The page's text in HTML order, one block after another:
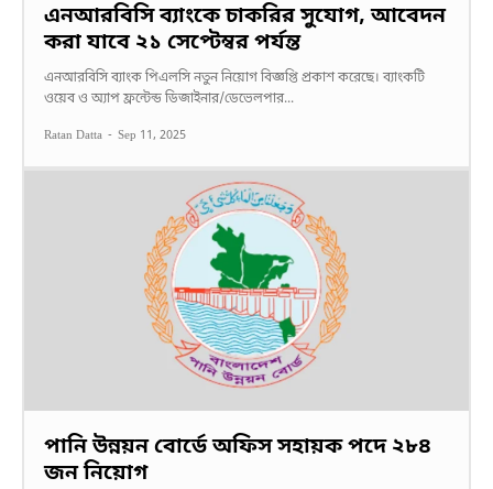
এনআরবিসি ব্যাংকে চাকরির সুযোগ, আবেদন
করা যাবে ২১ সেপ্টেম্বর পর্যন্ত
এনআরবিসি ব্যাংক পিএলসি নতুন নিয়োগ বিজ্ঞপ্তি প্রকাশ করেছে। ব্যাংকটি
ওয়েব ও অ্যাপ ফ্রন্টেন্ড ডিজাইনার/ডেভেলপার...
Ratan Datta - Sep 11, 2025
পানি উন্নয়ন বোর্ডে অফিস সহায়ক পদে ২৮৪
জন নিয়োগ